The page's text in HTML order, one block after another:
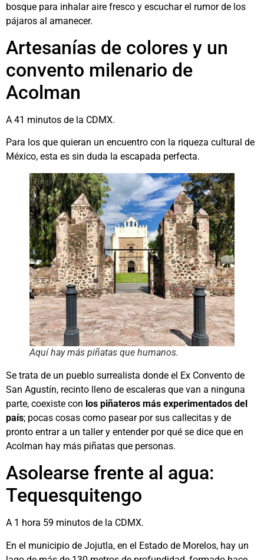
bosque para inhalar aire fresco y escuchar el rumor de los
pájaros al amanecer.
Artesanías de colores y un
convento milenario de
Acolman
A 41 minutos de la CDMX.
Para los que quieran un encuentro con la riqueza cultural de
México, esta es sin duda la escapada perfecta.
Aquí hay más piñatas que humanos.
Se trata de un pueblo surrealista donde el Ex Convento de
San Agustín, recinto lleno de escaleras que van a ninguna
parte, coexiste con los piñateros más experimentados del
país; pocas cosas como pasear por sus callecitas y de
pronto entrar a un taller y entender por qué se dice que en
Acolman hay más piñatas que personas.
Asolearse frente al agua:
Tequesquitengo
A 1 hora 59 minutos de la CDMX.
En el municipio de Jojutla, en el Estado de Morelos, hay un